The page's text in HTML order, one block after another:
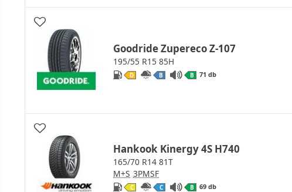
Goodride Zupereco Z-107
195/55 R15 85H
D B B 71 db
Hankook Kinergy 4S H740
165/70 R14 81T
M+S 3PMSF
C C B 69 db